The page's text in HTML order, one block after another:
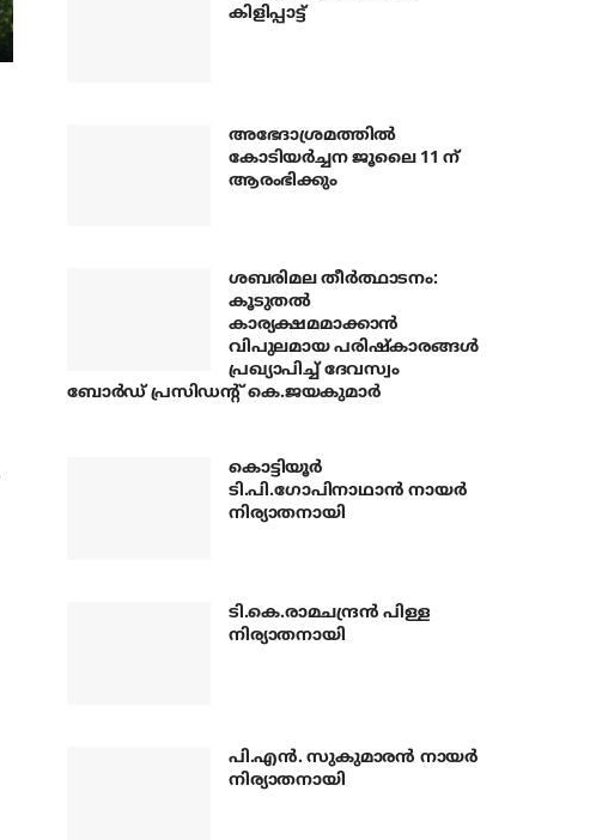
കിളിപ്പാട്ട്
അഭേദാശ്രമത്തില്‍
കോടിയര്‍ച്ചന ജൂലൈ 11 ന്
ആരംഭിക്കും
ശബരിമല തീര്‍ത്ഥാടനം:
കൂടുതല്‍
കാര്യക്ഷമമാക്കാന്‍
വിപുലമായ പരിഷ്‌കാരങ്ങള്‍
പ്രഖ്യാപിച്ച് ദേവസ്വം
ബോര്‍ഡ് പ്രസിഡന്റ് കെ.ജയകുമാര്‍
കൊട്ടിയൂര്‍
ടി.പി.ഗോപിനാഥാന്‍ നായര്‍
നിര്യാതനായി
ടി.കെ.രാമചന്ദ്രന്‍ പിള്ള
നിര്യാതനായി
പി.എന്‍. സുകുമാരന്‍ നായര്‍
നിര്യാതനായി